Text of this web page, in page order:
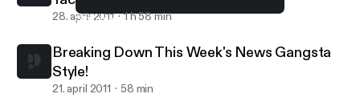
Strikeforce Diaz vs Daley Recap
28. april 2011 1 h 58 min
Breaking Down This Week's News Gangsta
Style!
21. april 2011 58 min